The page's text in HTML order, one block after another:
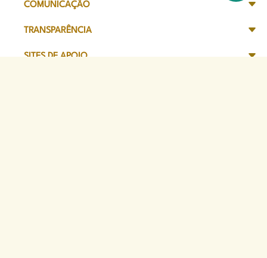
COMUNICAÇÃO
TRANSPARÊNCIA
SITES DE APOIO